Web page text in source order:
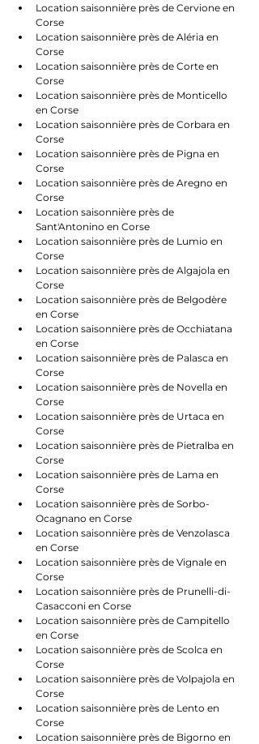
Location saisonnière près de Cervione en
Corse
Location saisonnière près de Aléria en
Corse
Location saisonnière près de Corte en
Corse
Location saisonnière près de Monticello
en Corse
Location saisonnière près de Corbara en
Corse
Location saisonnière près de Pigna en
Corse
Location saisonnière près de Aregno en
Corse
Location saisonnière près de
Sant'Antonino en Corse
Location saisonnière près de Lumio en
Corse
Location saisonnière près de Algajola en
Corse
Location saisonnière près de Belgodère
en Corse
Location saisonnière près de Occhiatana
en Corse
Location saisonnière près de Palasca en
Corse
Location saisonnière près de Novella en
Corse
Location saisonnière près de Urtaca en
Corse
Location saisonnière près de Pietralba en
Corse
Location saisonnière près de Lama en
Corse
Location saisonnière près de Sorbo-
Ocagnano en Corse
Location saisonnière près de Venzolasca
en Corse
Location saisonnière près de Vignale en
Corse
Location saisonnière près de Prunelli-di-
Casacconi en Corse
Location saisonnière près de Campitello
en Corse
Location saisonnière près de Scolca en
Corse
Location saisonnière près de Volpajola en
Corse
Location saisonnière près de Lento en
Corse
Location saisonnière près de Bigorno en